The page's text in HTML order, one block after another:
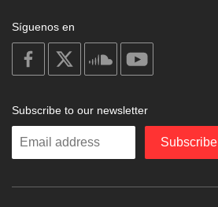
Síguenos en
on
facebook
soundcloud
Subscribe to our newsletter
Enter
Subscribe